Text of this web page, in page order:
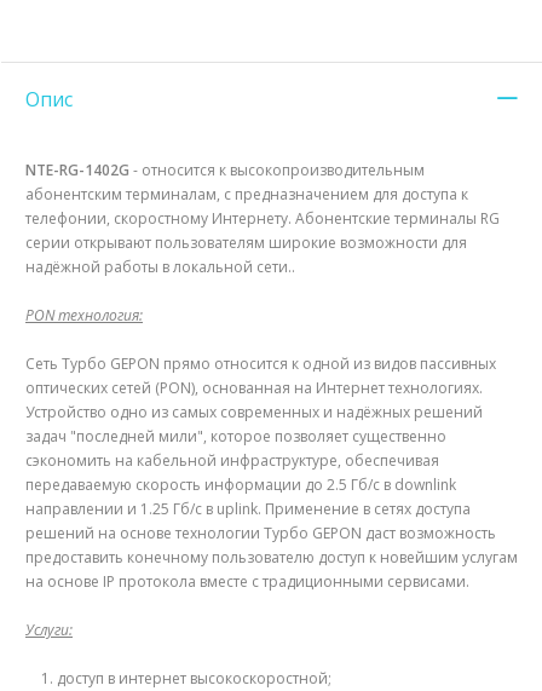
Опис
NTE-RG-1402G - относится к высокопроизводительным
абонентским терминалам, с предназначением для доступа к
телефонии, скоростному Интернету. Абонентские терминалы RG
серии открывают пользователям широкие возможности для
надёжной работы в локальной сети..
PON технология:
Сеть Tурбо GEPON прямо относится к одной из видов пассивных
оптических сетей (PON), основанная на Интернет технологиях.
Устройство одно из самых современных и надёжных решений
задач "последней мили", которое позволяет существенно
сэкономить на кабельной инфраструктуре, обеспечивая
передаваемую скорость информации до 2.5 Гб/с в downlink
направлении и 1.25 Гб/с в uplink. Применение в сетях доступа
решений на основе технологии Tурбо GEPON даст возможность
предоставить конечному пользователю доступ к новейшим услугам
на основе IP протоко­ла вместе с традиционными сервисами.
Услуги:
доступ в интернет высокоскоростной;